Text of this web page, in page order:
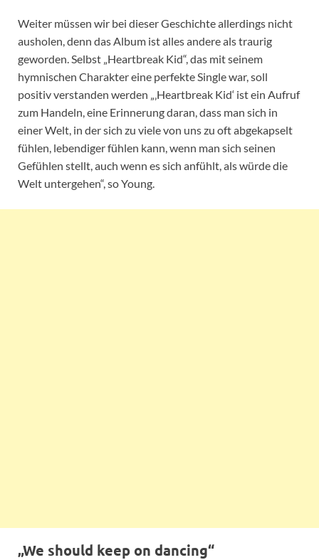
Weiter müssen wir bei dieser Geschichte allerdings nicht
ausholen, denn das Album ist alles andere als traurig
geworden. Selbst „Heartbreak Kid“, das mit seinem
hymnischen Charakter eine perfekte Single war, soll
positiv verstanden werden „‚Heartbreak Kid‘ ist ein Aufruf
zum Handeln, eine Erinnerung daran, dass man sich in
einer Welt, in der sich zu viele von uns zu oft abgekapselt
fühlen, lebendiger fühlen kann, wenn man sich seinen
Gefühlen stellt, auch wenn es sich anfühlt, als würde die
Welt untergehen“, so Young.
„We should keep on dancing“